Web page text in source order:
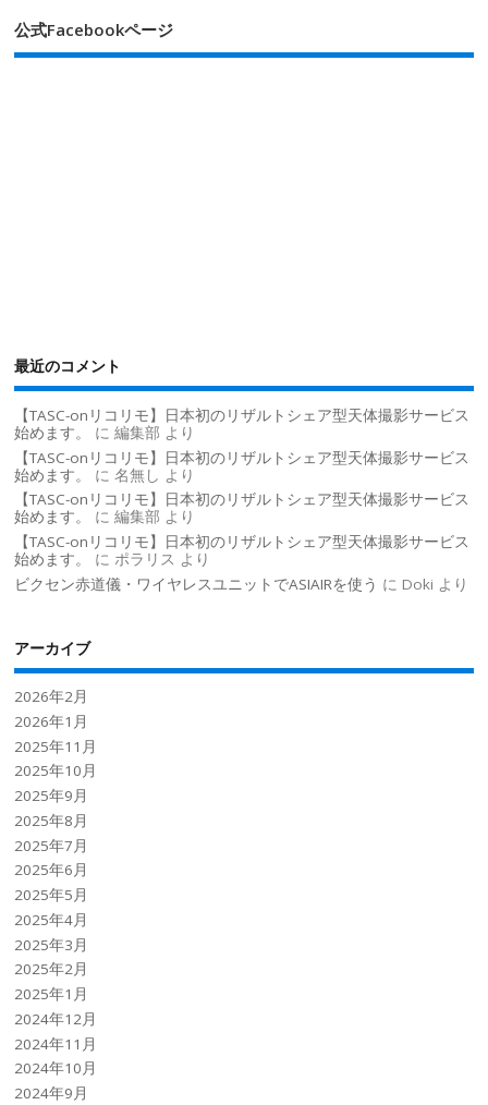
公式Facebookページ
最近のコメント
【TASC-onリコリモ】日本初のリザルトシェア型天体撮影サービス
始めます。
に編集部 より
【TASC-onリコリモ】日本初のリザルトシェア型天体撮影サービス
始めます。
に名無し より
【TASC-onリコリモ】日本初のリザルトシェア型天体撮影サービス
始めます。
に編集部 より
【TASC-onリコリモ】日本初のリザルトシェア型天体撮影サービス
始めます。
にポラリス より
ビクセン赤道儀・ワイヤレスユニットでASIAIRを使う に Doki より
アーカイブ
2026年2月
2026年1月
2025年11月
2025年10月
2025年9月
2025年8月
2025年7月
2025年6月
2025年5月
2025年4月
2025年3月
2025年2月
2025年1月
2024年12月
2024年11月
2024年10月
2024年9月